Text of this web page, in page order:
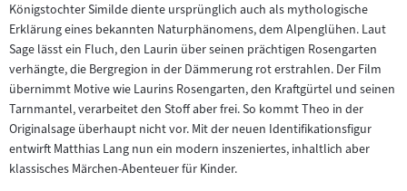
Königstochter Similde diente ursprünglich auch als mythologische
Erklärung eines bekannten Naturphänomens, dem Alpenglühen. Laut
Sage lässt ein Fluch, den Laurin über seinen prächtigen Rosengarten
verhängte, die Bergregion in der Dämmerung rot erstrahlen. Der Film
übernimmt Motive wie Laurins Rosengarten, den Kraftgürtel und seinen
Tarnmantel, verarbeitet den Stoff aber frei. So kommt Theo in der
Originalsage überhaupt nicht vor. Mit der neuen Identifikationsfigur
entwirft Matthias Lang nun ein modern inszeniertes, inhaltlich aber
klassisches Märchen-Abenteuer für Kinder.